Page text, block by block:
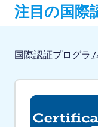
注目の国際
国際認証プログラ